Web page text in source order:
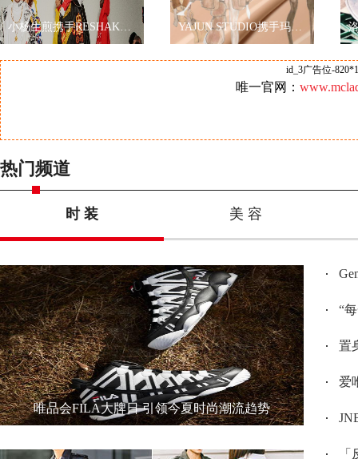
小杨生煎携手RESHAKE耀眼伦敦时装周，再现海派文化 YAJUN STUDIO携手玛丽黛佳色彩工作室2019秋冬纽约时装周玩转跨界
id_3广告位-
唯一官网：
热门频道
时 装 美 容
唯品会FILA大牌日 引领今夏时尚潮流趋势
“每
置
爱
「